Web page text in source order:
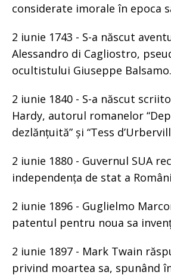
considerate imorale în epoca
2 iunie 1743 - S-a născut
Alessandro di Cagliostro,
ocultistului Giuseppe Balsamo.
2 iunie 1840 - S-a născut
Hardy, autorul romanelor
dezlănțuită” și “Tess
2 iunie 1880 - Guvernul SUA
independența de stat a
2 iunie 1896 - Guglielmo
patentul pentru noua sa
2 iunie 1897 - Mark Twain
privind moartea sa, spunând